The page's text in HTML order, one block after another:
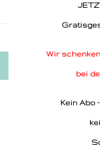
Wir
bei
Kein Abo